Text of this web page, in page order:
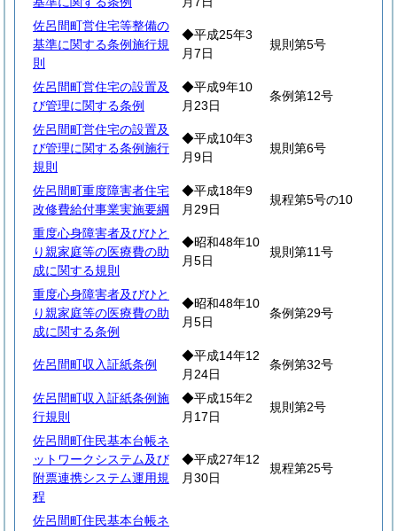
佐呂間町営住宅等整備の
基準に関する条例施行規
則
◆平成25年3
月7日
規則第5号
佐呂間町営住宅の設置及
び管理に関する条例
◆平成9年10
月23日
条例第12号
佐呂間町営住宅の設置及
び管理に関する条例施行
規則
◆平成10年3
月9日
規則第6号
佐呂間町重度障害者住宅
改修費給付事業実施要綱
◆平成18年9
月29日
規程第5号の10
重度心身障害者及びひと
り親家庭等の医療費の助
成に関する規則
◆昭和48年10
月5日
規則第11号
重度心身障害者及びひと
り親家庭等の医療費の助
成に関する条例
◆昭和48年10
月5日
条例第29号
佐呂間町収入証紙条例
◆平成14年12
月24日
条例第32号
佐呂間町収入証紙条例施
行規則
◆平成15年2
月17日
規則第2号
佐呂間町住民基本台帳ネ
ットワークシステム及び
附票連携システム運用規
程
◆平成27年12
月30日
規程第25号
佐呂間町住民基本台帳ネ